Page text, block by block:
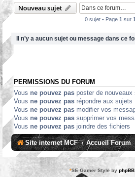
Nouveau sujet
0 sujet • Page 1 sur 1
Il n’y a aucun sujet ou message dans ce
PERMISSIONS DU FORUM
Vous ne pouvez pas poster de nouveaux
Vous ne pouvez pas répondre aux sujets
Vous ne pouvez pas modifier vos
Vous ne pouvez pas supprimer vos
Vous ne pouvez pas joindre des fichiers
Site internet MCF Accueil Forum
*SE Gamer Style by